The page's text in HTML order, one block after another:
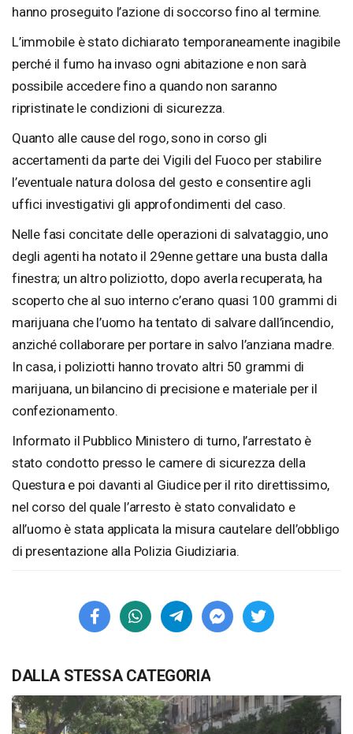
hanno proseguito l’azione di soccorso fino al termine.
L’immobile è stato dichiarato temporaneamente inagibile
perché il fumo ha invaso ogni abitazione e non sarà
possibile accedere fino a quando non saranno
ripristinate le condizioni di sicurezza.
Quanto alle cause del rogo, sono in corso gli
accertamenti da parte dei Vigili del Fuoco per stabilire
l’eventuale natura dolosa del gesto e consentire agli
uffici investigativi gli approfondimenti del caso.
Nelle fasi concitate delle operazioni di salvataggio, uno
degli agenti ha notato il 29enne gettare una busta dalla
finestra; un altro poliziotto, dopo averla recuperata, ha
scoperto che al suo interno c’erano quasi 100 grammi di
marijuana che l’uomo ha tentato di salvare dall’incendio,
anziché collaborare per portare in salvo l’anziana madre.
In casa, i poliziotti hanno trovato altri 50 grammi di
marijuana, un bilancino di precisione e materiale per il
confezionamento.
Informato il Pubblico Ministero di turno, l’arrestato è
stato condotto presso le camere di sicurezza della
Questura e poi davanti al Giudice per il rito direttissimo,
nel corso del quale l’arresto è stato convalidato e
all’uomo è stata applicata la misura cautelare dell’obbligo
di presentazione alla Polizia Giudiziaria.
DALLA STESSA CATEGORIA